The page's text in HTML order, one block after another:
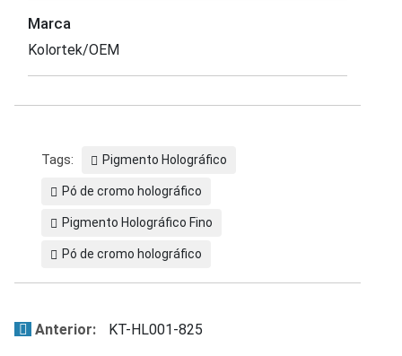
Marca
Kolortek/OEM
Tags: Pigmento Holográfico
Pó de cromo holográfico
Pigmento Holográfico Fino
Pó de cromo holográfico
Anterior: KT-HL001-825